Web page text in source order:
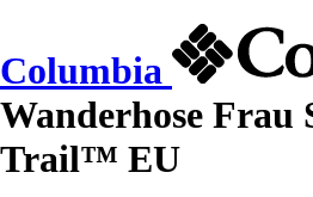
Columbia
Wanderhose Frau
Trail™ EU